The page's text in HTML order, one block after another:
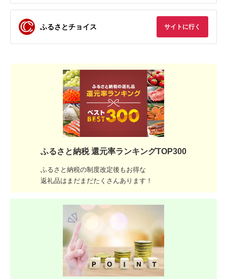
ふるさとチョイス サイトに行く
ふるさと納税 還元率ランキングTOP300
ふるさと納税の制度改定後もお得な
返礼品はまだまだたくさんあります！